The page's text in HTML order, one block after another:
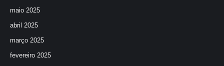
maio 2025
abril 2025
março 2025
fevereiro 2025